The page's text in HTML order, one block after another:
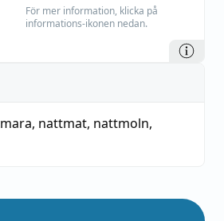
För mer information, klicka på
informations-ikonen nedan.
, nattmat, nattmoln,